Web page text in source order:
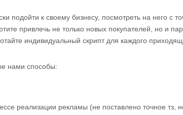
к своему бизнесу, посмотреть на него с
привлечь не только новых покупателей, но и
индивидуальный скрипт для каждого
нами способы:
реализации рекламы (не поставлено точное тз,